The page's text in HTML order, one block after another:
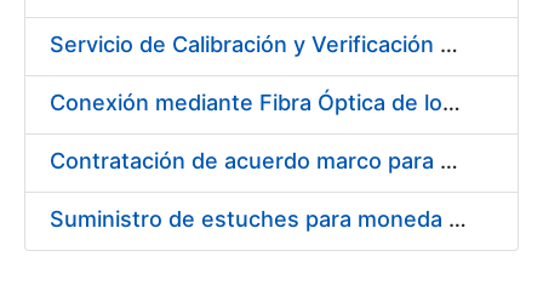
Servicio de Calibración y Verificación Externa de los Equipos de Medición del Servicio de Prevención de la FNMT-RCM
Conexión mediante Fibra Óptica de los Centros de Proceso de Datos (CPDs) de las sedes de la FNMT-RCM de Burgos y Madrid
Contratación de acuerdo marco para el Suministro de Material de Electricidad para la Fábrica Nacional de Moneda y Timbre-Real Casa de la Moneda en su centro de trabajo de Burgos
Suministro de estuches para moneda de 30 €